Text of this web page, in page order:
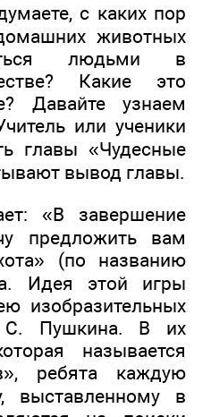
с каких пор
животных
людьми в
Какие это
Давайте узнаем
или ученики
главы «Чудесные
вывод главы.
«В завершение
предложить вам
(по названию
Идея этой игры
изобразительных
С. Пушкина. В их
называется
ребята каждую
выставленному в